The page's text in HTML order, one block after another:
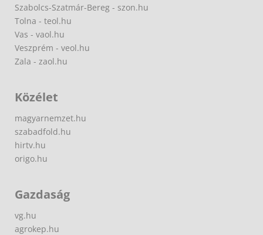
Szabolcs-Szatmár-Bereg - szon.hu
Tolna - teol.hu
Vas - vaol.hu
Veszprém - veol.hu
Zala - zaol.hu
Közélet
magyarnemzet.hu
szabadfold.hu
hirtv.hu
origo.hu
Gazdaság
vg.hu
agrokep.hu